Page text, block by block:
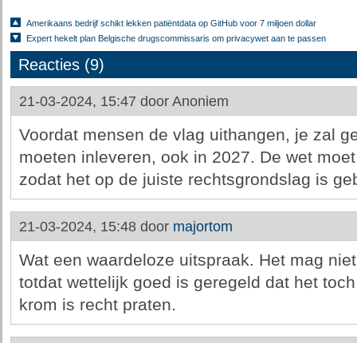
Amerikaans bedrijf schikt lekken patiëntdata op GitHub voor 7 miljoen dollar
Expert hekelt plan Belgische drugscommissaris om privacywet aan te passen
Reacties (9)
21-03-2024, 15:47 door Anoniem
Voordat mensen de vlag uithangen, je zal
moeten inleveren, ook in 2027. De wet
zodat het op de juiste rechtsgrondslag is
21-03-2024, 15:48 door majortom
Wat een waardeloze uitspraak. Het mag
totdat wettelijk goed is geregeld dat het
krom is recht praten.